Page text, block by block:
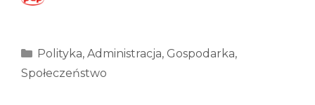
Kategorie
Polityka, Administracja, Gospodarka,
Społeczeństwo